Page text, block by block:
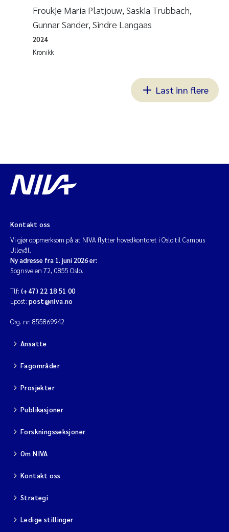
Froukje Maria Platjouw, Saskia Trubbach,
Gunnar Sander, Sindre Langaas
Kronikk
2024
Last inn flere
Kontakt oss
Vi gjør oppmerksom på at NIVA flytter hovedkontoret i Oslo til Campus
Ullevål.
Ny adresse fra 1. juni 2026 er:
Sognsveien 72, 0855 Oslo.
Tlf: (+47) 22 18 51 00
Epost: post@niva.no
Org. nr: 855869942
Ansatte
Fagområder
Prosjekter
Publikasjoner
Forskningsseksjoner
Om NIVA
Kontakt oss
Strategi
Ledige stillinger